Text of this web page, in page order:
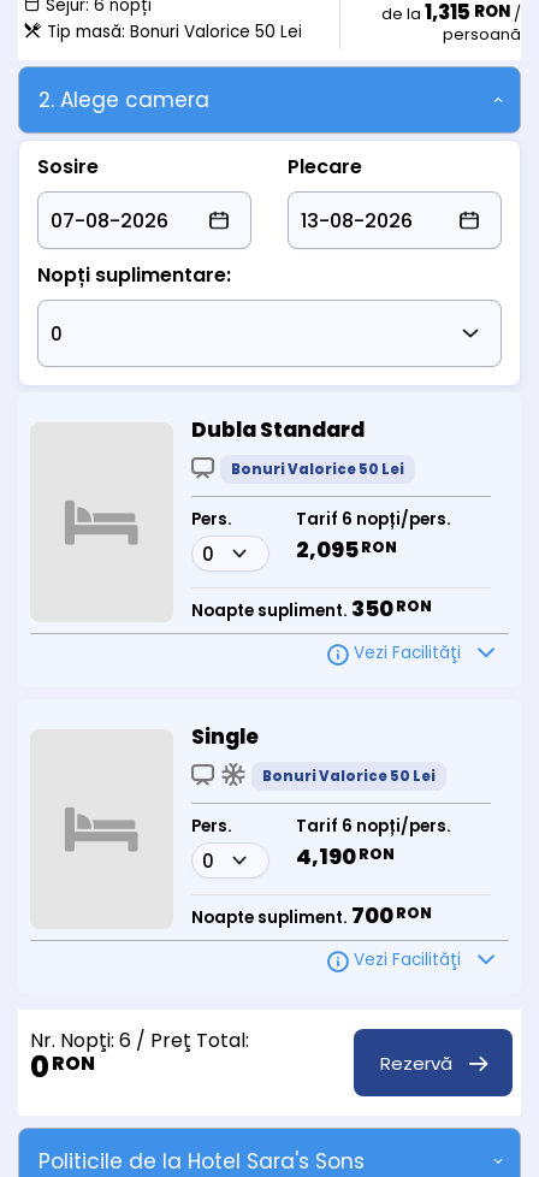
- achita 100 lei/zi/pat suplimentar si masa 50
lei/zi/demipensiune bonuri valorice sau 100 lei/zi/pensiune
Sejur: 6 nopți
Tip masă: Bonuri Valorice 50 Lei
de la 1,315 RON /
persoană
2. Alege camera
Sosire Plecare
Nopți suplimentare:
Dubla Standard
Bonuri Valorice 50 Lei
Pers. Tarif 6 nopți/pers.
2,095RON
Noapte supliment. 350RON
Vezi Facilităţi
Single
Bonuri Valorice 50 Lei
Pers. Tarif 6 nopți/pers.
4,190RON
Noapte supliment. 700RON
Vezi Facilităţi
Nr. Nopţi: 6 / Preţ Total:
0RON Rezervă
Politicile de la Hotel Sara's Sons